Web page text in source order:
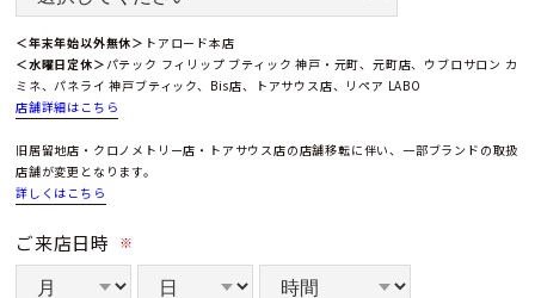
＜年末年始以外無休＞ トアロード本店
＜水曜日定休＞ パテック フィリップ ブティック 神戸・元町、元町店、ウブロサロン カ
ミネ、パネライ 神戸ブティック、Bis店、トアサウス店、リペア LABO
店舗詳細はこちら
旧居留地店・クロノメトリー店・トアサウス店の店舗移転に伴い、一部ブランドの取扱
店舗が変更となります。
詳しくはこちら
ご来店日時 ※